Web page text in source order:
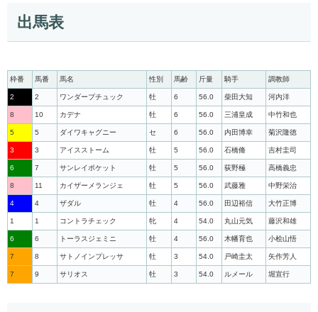
出馬表
枠番 馬番 馬名 性別 馬齢 斤量 騎手 調教師
2 2 ワンダープチュック 牡 6 56.0 柴田大知 河内洋
8 10 カデナ 牡 6 56.0 三浦皇成 中竹和也
5 5 ダイワキャグニー セ 6 56.0 内田博幸 菊沢隆徳
3 3 アイスストーム 牡 5 56.0 石橋脩 吉村圭司
6 7 サンレイポケット 牡 5 56.0 荻野極 高橋義忠
8 11 カイザーメランジェ 牡 5 56.0 武藤雅 中野栄治
4 4 ザダル 牡 4 56.0 田辺裕信 大竹正博
1 1 コントラチェック 牝 4 54.0 丸山元気 藤沢和雄
6 6 トーラスジェミニ 牡 4 56.0 木幡育也 小桧山悟
7 8 サトノインプレッサ 牡 3 54.0 戸崎圭太 矢作芳人
7 9 サリオス 牡 3 54.0 ルメール 堀宣行